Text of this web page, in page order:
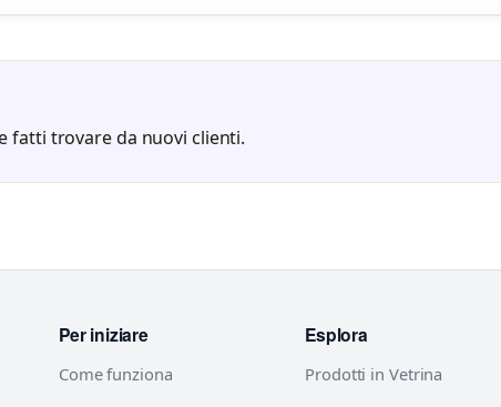
fatti trovare da nuovi clienti.
Per iniziare
Come funziona
Esplora
Prodotti in Vetrina